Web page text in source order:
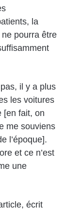
la
pourra être
il y a plus
les voitures
[en fait, on
me souviens
l’époque].
et ce n’est
une
écrit